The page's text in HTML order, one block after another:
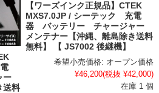
ー
送料
【ワーズインク正規品】CTEK
MXS7.0JP / シーテック 充電
器 バッテリー チャージャー
メンテナー【沖縄、離島除き送料
無料】 【 JS7002 後継機】
希望小売価格: オープン価格
¥46,200(税抜 ¥42,000)
在庫 1 個